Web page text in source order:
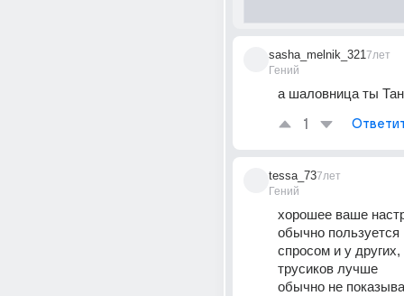
sasha_melnik_321
Гений
7лет
а шаловница ты
1
tessa_73
Гений
7лет
хорошее ваше
обычно пользуется
спросом и у других,
трусиков лучше
обычно не